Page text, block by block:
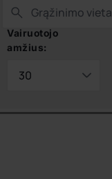
Vairuotojo
amžius: